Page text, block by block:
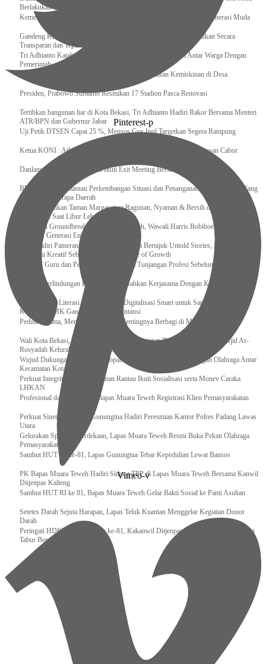
Berlakukan Diskon Tarif Sebesar 20%
Kemenekraf – Kemeninves Perkuat Sinergi Demi Lapangan Kerja Generasi Muda
Gandeng KPK , Gus Ipul Memastikan Penyaluran Bansos Dilakukan Secara
Transparan dan Tepat Sasaran
Tri Adhianto Katakan : Tarling Sebagai Sarana Komunikasi Antar Warga Dengan
Pemerintah
Kopdes Merah Putih Instrumen Penting Pengentasan Kemiskinan di Desa
Presiden, Prabowo Subianto Resmikan 17 Stadion Pasca Renovasi
Tertibkan bangunan liar di Kota Bekasi, Tri Adhianto Hadiri Rakor Bersama Menteri
ATR/BPN dan Gubernur Jabar
Uji Petik DTSEN Capai 25 %, Mensos Gus Ipul Targetkan Segera Rampung
Ketua KONI : Atlet Tidak Boleh Jadi Korban Dualisme Kepengurusan Cabor
Danlanud Sultan Hasanuddin Ikuti Exit Meeting Bersama BPK RI
BNPB Terus Memantau Perkembangan Situasi dan Penanganan Bencana Alam Yang
Terjadi di Beberapa Daerah
Menpar Pastikan Taman Margasatwa Ragunan, Nyaman & Bersih di Kunjungi
Wisatawan Saat Libur Lebaran
Resmikan Groundbreaking Gedung Sekolah, Wawali Harris Bobihoe : Tonggak Baru
Ciptakan Generasi Emas Masa Depan
Menghadiri Pameran Seni Meiro Collection Bertajuk Untold Stories, Irene Umar :
Ekonomi Kreatif Sebagai The New Engine of Growth
120.067 Guru dan Pengawas PAI Terima Tunjangan Profesi Sebelum Lebaran
Perkuat Perlindungan KI Kemenkum Sahkan Kerjasama Dengan Kemenbud
Transformasi Literasi Keuangan dan Digitalisasi Smart untuk Santri Produktif
Kemenko PMK Gandeng Beberapa Intansi
Peduli Sesama, Menekraf Tekankan Pentingnya Berbagi di Momen Ramadan
Wali Kota Bekasi, Tri Adhianto Lakukan Kegiatan Tarawih Keliling di Masjid Ar-
Rosyadah Kelurahan Jatirasa Kecamatan Jatiasih
Wujud Dukungan, Lapas Kotanopan Hadiri Peresmian Pertandingan Olahraga Antar
Kecamatan Kotanopan
Perkuat Integritas Pegawai, Rutan Rantau Ikuti Sosialisasi serta Monev Caraka
LHKAN
‎Profesional dan Akuntabel, Bapas Muara Teweh Registrasi Klien Pemasyarakatan
Perkuat Sinergi, Kalapas Gunungtua Hadiri Peresmian Kantor Polres Padang Lawas
Utara
Gelorakan Spirit Kemerdekaan, Lapas Muara Teweh Resmi Buka Pekan Olahraga
Pemasyarakatan
Sambut HUT RI ke-81, Lapas Gunungtua Tebar Kepedulian Lewat Bansos
‎PK Bapas Muara Teweh Hadiri Sidang TPP di Lapas Muara Teweh Bersama Kanwil
Ditjenpas Kalteng
‎Sambut HUT RI ke 81, Bapas Muara Teweh Gelar Bakti Sosial ke Panti Asuhan
Setetes Darah Sejuta Harapan, Lapas Teluk Kuantan Menggelar Kegiatan Donor
Darah
Peringati HDKD Pengayoman ke-81, Kakanwil Ditjenpas Sumut Ikuti Upacara dan
Tabur Bunga di TMP
Pinterest-p
Vimeo-v